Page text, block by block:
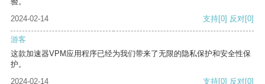
2024-02-14
支持[0] 反对[0]
游客
这款加速器VPM应用程序已经为我们带来了无限的隐私保护和安全性保
护。
2024-02-14
支持[0] 反对[0]